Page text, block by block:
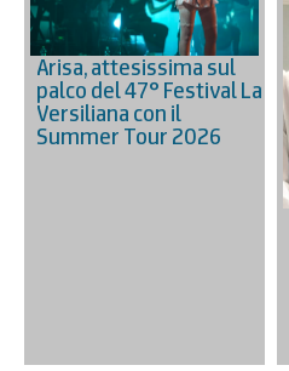
Arisa, attesissima sul
palco del 47° Festival La
Versiliana con il
Summer Tour 2026